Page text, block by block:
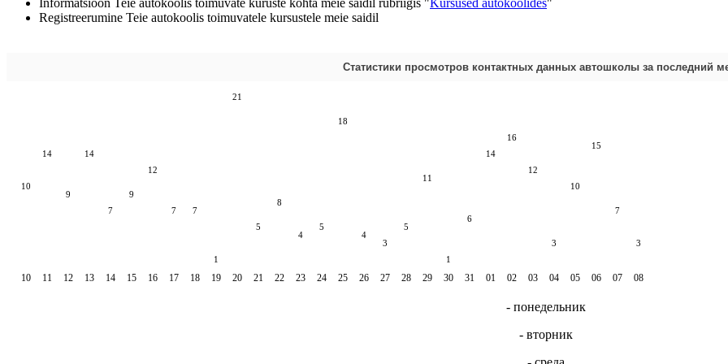
Informatsioon Teie autokoolis toimuvate kuruste kohta meie saidil rubriigis "Kursused autokoolides"
Registreerumine Teie autokoolis toimuvatele kursustele meie saidil
Статистики просмотров контактных данных автошколы за последний
10
10
14
11
9
12
14
13
7
14
9
15
12
16
7
17
7
18
1
19
21
20
5
21
8
22
4
23
5
24
18
25
4
26
3
27
5
28
11
29
1
30
6
31
14
01
16
02
12
03
3
04
10
05
15
06
7
07
3
08
- понедельник
- вторник